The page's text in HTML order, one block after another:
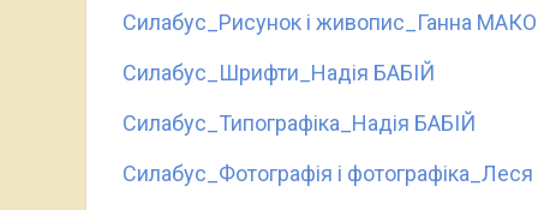
Силабус_Рисунок і живопис_Ганна
Силабус_Шрифти_Надія БАБІЙ
Силабус_Типографіка_Надія БАБІЙ
Силабус_Фотографія і